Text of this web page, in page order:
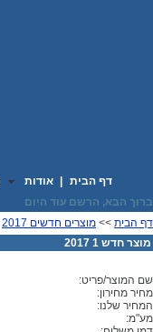
דף הבית אודות
דף הבית >> מוצרים חדשים 2017
מוצר חדש 1 2017
שם המוצר/פריט:
מחיר מחירון:
המחיר שלנו:
מע"מ: